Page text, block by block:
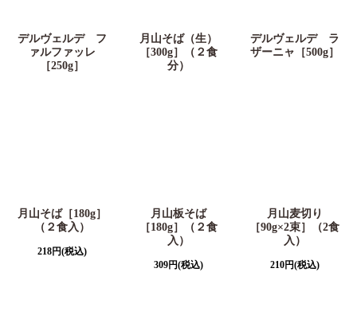
デルヴェルデ フ
ァルファッレ
［250g］
月山そば（生）
［300g］（２食
分）
デルヴェルデ ラ
ザーニャ［500g］
月山そば［180g］
（２食入）
218円(税込)
月山板そば
［180g］（２食
入）
309円(税込)
月山麦切り
［90g×2束］（2食
入）
210円(税込)